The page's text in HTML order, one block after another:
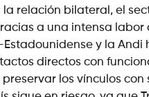
la relación bilateral, el
a una intensa
y la
directos con
los vínculos